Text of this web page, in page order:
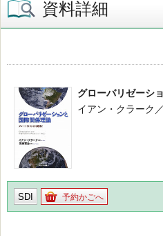
資料詳細
グローバリゼーシ
イアン・クラーク
SDI 予約かごへ